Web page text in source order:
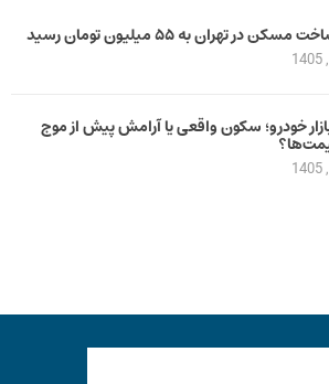
در تهران به ۵۵ میلیون تومان رسید
خودرو؛ سکون واقعی یا آرامش پیش از موج